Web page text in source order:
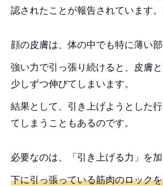
認されたことが報告されています
顔の皮膚は、体の中でも特に薄い部
強い力で引っ張り続けると、皮膚
少しずつ伸びてしまいます。
結果として、引き上げようとした
てしまうこともあるのです。
必要なのは、「引き上げる力」を加
下に引っ張っている筋肉のロック